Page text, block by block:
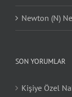
Newton (N)
SON YORUMLAR
Kişiye Özel